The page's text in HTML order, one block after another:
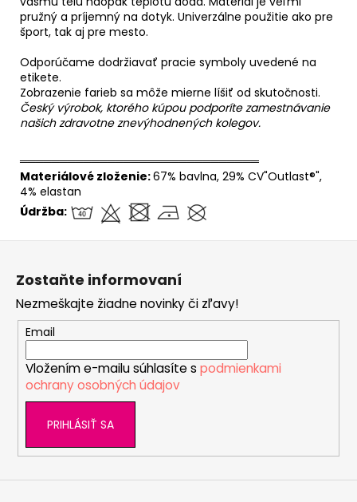
pružný a príjemný na dotyk. Univerzálne použitie ako pre
šport, tak aj pre mesto.
Odporúčame dodržiavať pracie symboly uvedené na
etikete.
Zobrazenie farieb sa môže mierne líšiť od skutočnosti.
Český výrobok, ktorého kúpou podporíte zamestnávanie
našich zdravotne znevýhodnených kolegov.
══════════════════════════════
Materiálové zloženie:67% bavlna, 29% CV"Outlast®",
4% elastan
Údržba:
Zostaňte informovaní
Nezmeškajte žiadne novinky či zľavy!
Email
Vložením e-mailu súhlasíte s podmienkami
ochrany osobných údajov
PRIHLÁSIŤ SA